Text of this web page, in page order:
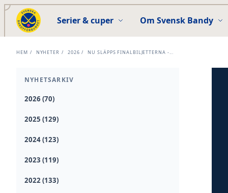
Serier & cuper Om Svensk Bandy
HEM / NYHETER / 2026 / NU SLÄPPS FINALBILJETTERNA -...
NYHETSARKIV
2026 (70)
2025 (129)
2024 (123)
2023 (119)
2022 (133)